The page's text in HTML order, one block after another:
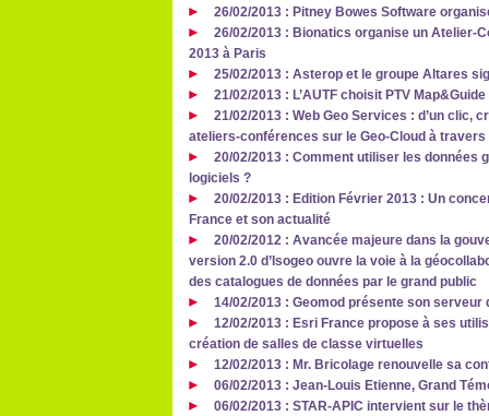
26/02/2013 : Pitney Bowes Software
26/02/2013 : Bionatics organise un Atelier-
2013 à Paris
25/02/2013 : Asterop et le groupe Altares
21/02/2013 : L’AUTF choisit PTV
21/02/2013 : Web Geo Services : d’un
ateliers-conférences sur le Geo-Cloud à travers
20/02/2013 : Comment utiliser les données
logiciels ?
20/02/2013 : Edition Février 2013 : Un
France et son actualité
20/02/2012 : Avancée majeure dans la
version 2.0 d’Isogeo ouvre la voie à la
des catalogues de données par le grand public
14/02/2013 : Geomod présente son serveur
12/02/2013 : Esri France propose à ses
création de salles de classe virtuelles
12/02/2013 : Mr. Bricolage renouvelle sa
06/02/2013 : Jean-Louis Etienne, Grand
06/02/2013 : STAR-APIC intervient sur le